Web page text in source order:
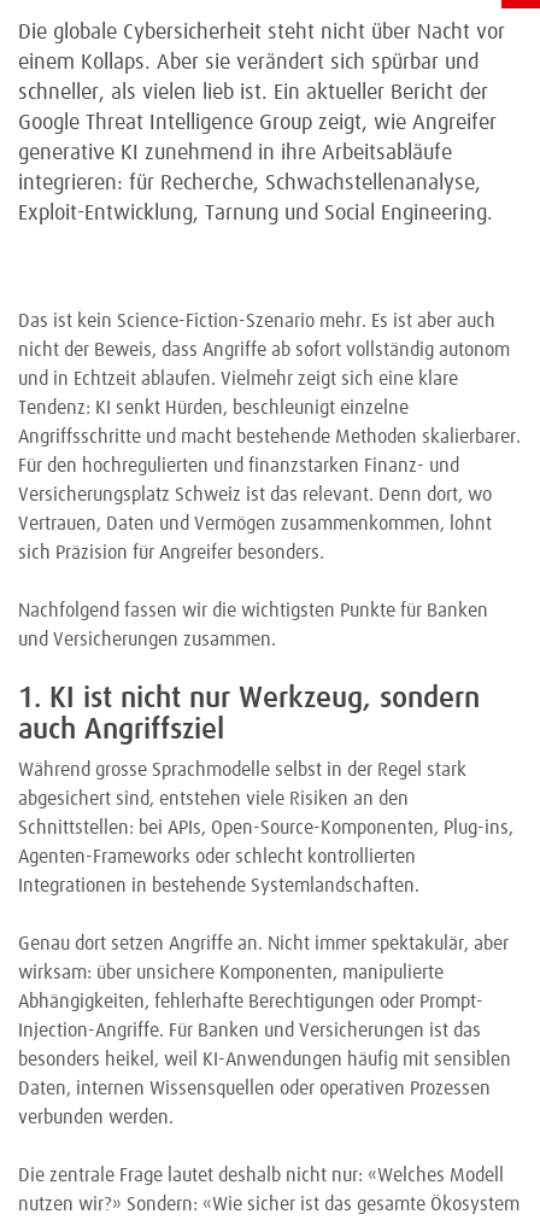
Die globale Cybersicherheit steht nicht über Nacht vor
einem Kollaps. Aber sie verändert sich spürbar und
schneller, als vielen lieb ist. Ein aktueller Bericht der
Google Threat Intelligence Group zeigt, wie Angreifer
generative KI zunehmend in ihre Arbeitsabläufe
integrieren: für Recherche, Schwachstellenanalyse,
Exploit-Entwicklung, Tarnung und Social Engineering.
Das ist kein Science-Fiction-Szenario mehr. Es ist aber auch
nicht der Beweis, dass Angriffe ab sofort vollständig autonom
und in Echtzeit ablaufen. Vielmehr zeigt sich eine klare
Tendenz: KI senkt Hürden, beschleunigt einzelne
Angriffsschritte und macht bestehende Methoden skalierbarer.
Für den hochregulierten und finanzstarken Finanz- und
Versicherungsplatz Schweiz ist das relevant. Denn dort, wo
Vertrauen, Daten und Vermögen zusammenkommen, lohnt
sich Präzision für Angreifer besonders.
Nachfolgend fassen wir die wichtigsten Punkte für Banken
und Versicherungen zusammen.
1. KI ist nicht nur Werkzeug, sondern
auch Angriffsziel
Während grosse Sprachmodelle selbst in der Regel stark
abgesichert sind, entstehen viele Risiken an den
Schnittstellen: bei APIs, Open-Source-Komponenten, Plug-ins,
Agenten-Frameworks oder schlecht kontrollierten
Integrationen in bestehende Systemlandschaften.
Genau dort setzen Angriffe an. Nicht immer spektakulär, aber
wirksam: über unsichere Komponenten, manipulierte
Abhängigkeiten, fehlerhafte Berechtigungen oder Prompt-
Injection-Angriffe. Für Banken und Versicherungen ist das
besonders heikel, weil KI-Anwendungen häufig mit sensiblen
Daten, internen Wissensquellen oder operativen Prozessen
verbunden werden.
Die zentrale Frage lautet deshalb nicht nur: «Welches Modell
nutzen wir?» Sondern: «Wie sicher ist das gesamte Ökosystem